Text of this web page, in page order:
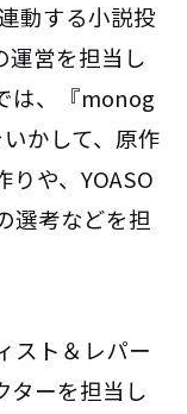
動する小説投
営を担当し
は、『monog
かして、原作
や、YOASO
選考などを担
スト＆レパー
ターを担当し